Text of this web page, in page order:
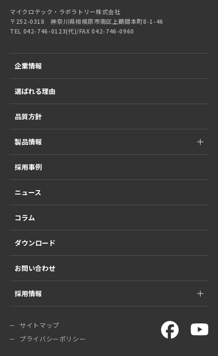
マイクロテック・ラボラトリー株式会社
〒252-0318 神奈川県相模原市南区上鶴間本町8-1-46
TEL 042-746-0123(代)/FAX 042-746-0960
企業情報
選ばれる理由
品質方針
製品情報
採用事例
ニュース
コラム
ダウンロード
お問い合わせ
採用情報
サイトマップ
プライバシーポリシー